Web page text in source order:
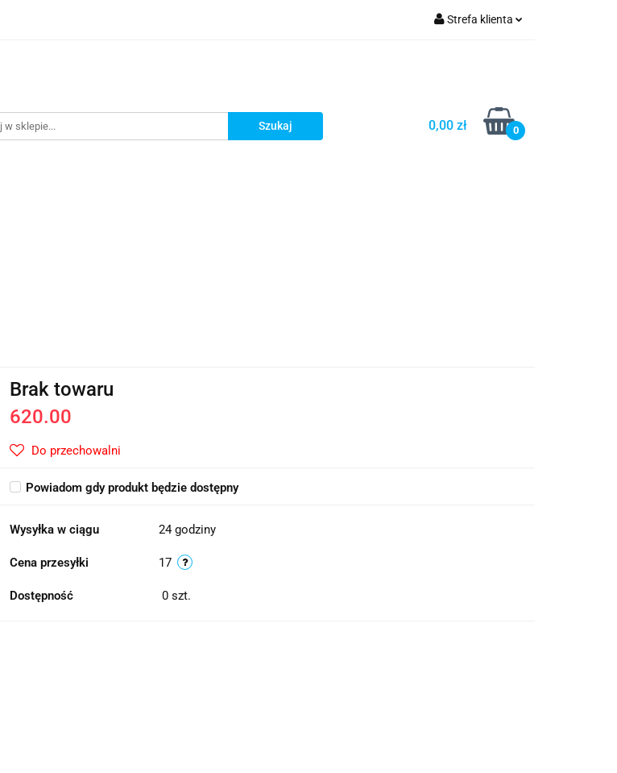
Strefa klienta
Dodaj zgłoszenie
0,00 zł 0
Brak towaru
620.00
Do przechowalni
Powiadom gdy produkt będzie dostępny
Wysyłka w ciągu 24 godziny
Cena przesyłki 17
Dostępność 0 szt.